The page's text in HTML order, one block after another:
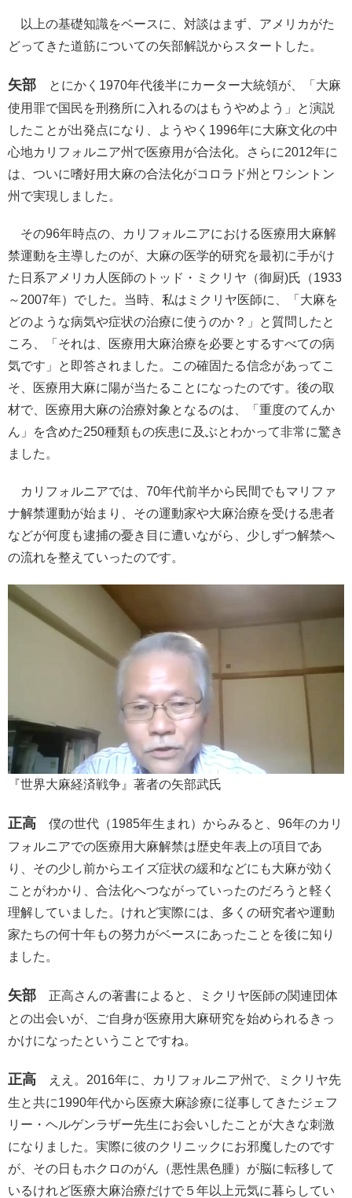
以上の基礎知識をベースに、対談はまず、アメリカがた
どってきた道筋についての矢部解説からスタートした。
矢部 とにかく1970年代後半にカーター大統領が、「大麻
使用罪で国民を刑務所に入れるのはもうやめよう」と演説
したことが出発点になり、ようやく1996年に大麻文化の中
心地カリフォルニア州で医療用が合法化。さらに2012年に
は、ついに嗜好用大麻の合法化がコロラド州とワシントン
州で実現しました。
その96年時点の、カリフォルニアにおける医療用大麻解
禁運動を主導したのが、大麻の医学的研究を最初に手がけ
た日系アメリカ人医師のトッド・ミクリヤ（御厨)氏（1933
～2007年）でした。当時、私はミクリヤ医師に、「大麻を
どのような病気や症状の治療に使うのか？」と質問したと
ころ、「それは、医療用大麻治療を必要とするすべての病
気です」と即答されました。この確固たる信念があってこ
そ、医療用大麻に陽が当たることになったのです。後の取
材で、医療用大麻の治療対象となるのは、「重度のてんか
ん」を含めた250種類もの疾患に及ぶとわかって非常に驚き
ました。
カリフォルニアでは、70年代前半から民間でもマリファ
ナ解禁運動が始まり、その運動家や大麻治療を受ける患者
などが何度も逮捕の憂き目に遭いながら、少しずつ解禁へ
の流れを整えていったのです。
『世界大麻経済戦争』著者の矢部武氏
正高 僕の世代（1985年生まれ）からみると、96年のカリ
フォルニアでの医療用大麻解禁は歴史年表上の項目であ
り、その少し前からエイズ症状の緩和などにも大麻が効く
ことがわかり、合法化へつながっていったのだろうと軽く
理解していました。けれど実際には、多くの研究者や運動
家たちの何十年もの努力がベースにあったことを後に知り
ました。
矢部 正高さんの著書によると、ミクリヤ医師の関連団体
との出会いが、ご自身が医療用大麻研究を始められるきっ
かけになったということですね。
正高 ええ。2016年に、カリフォルニア州で、ミクリヤ先
生と共に1990年代から医療大麻診療に従事してきたジェフ
リー・ヘルゲンラザー先生にお会いしたことが大きな刺激
になりました。実際に彼のクリニックにお邪魔したのです
が、その日もホクロのがん（悪性黒色腫）が脳に転移して
いるけれど医療大麻治療だけで５年以上元気に暮らしてい